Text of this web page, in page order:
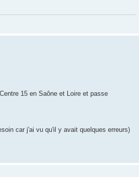
15 en Saône et Loire et passe
car j'ai vu qu'il y avait quelques erreurs)